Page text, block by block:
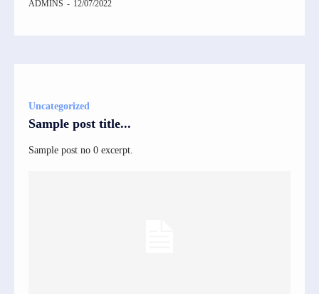
ADMINS - 12/07/2022
Uncategorized
Sample post title...
Sample post no 0 excerpt.